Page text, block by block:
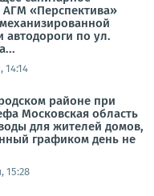
«Перспектива»
автодороги по ул.
14:14
районе при
Московская область
для жителей домов,
графиком день не
15:28